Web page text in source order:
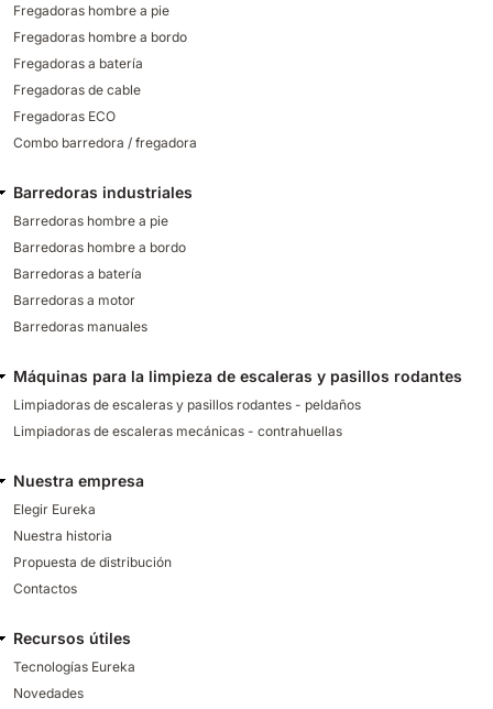
Fregadoras hombre a pie
Fregadoras hombre a bordo
Fregadoras a batería
Fregadoras de cable
Fregadoras ECO
Combo barredora / fregadora
Barredoras industriales
Barredoras hombre a pie
Barredoras hombre a bordo
Barredoras a batería
Barredoras a motor
Barredoras manuales
Máquinas para la limpieza de escaleras y pasillos rodantes
Limpiadoras de escaleras y pasillos rodantes - peldaños
Limpiadoras de escaleras mecánicas - contrahuellas
Nuestra empresa
Elegir Eureka
Nuestra historia
Propuesta de distribución
Contactos
Recursos útiles
Tecnologías Eureka
Novedades